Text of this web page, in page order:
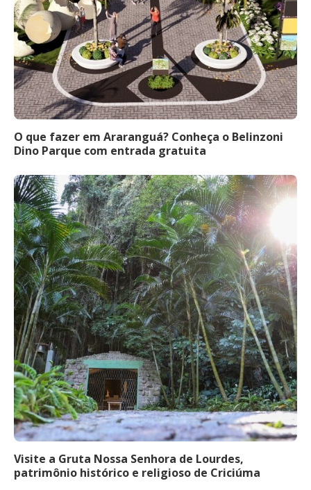
O que fazer em Araranguá? Conheça o Belinzoni
Dino Parque com entrada gratuita
Visite a Gruta Nossa Senhora de Lourdes,
patrimônio histórico e religioso de Criciúma